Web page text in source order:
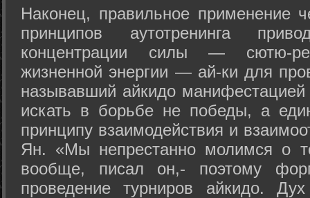
Наконец, правильное применение
принципов аутотренинга
концентрации силы — сютю-
жизненной энергии — ай-ки для
называвший айкидо
искать в борьбе не победы, а
принципу взаимодействия и
Ян. «Мы непрестанно молимся о
вообще, писал он,- поэтому
проведение турниров айкидо.